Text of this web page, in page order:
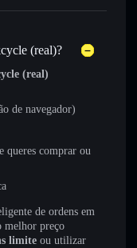
(real)?
(real)
de navegador)
queres comprar ou
de ordens em
melhor preço
limite ou utilizar